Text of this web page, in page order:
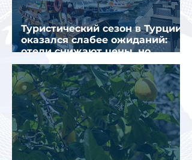
Туристический сезон в Турции
оказался слабее ожиданий:
отели снижают цены, но
загрузка остается низкой